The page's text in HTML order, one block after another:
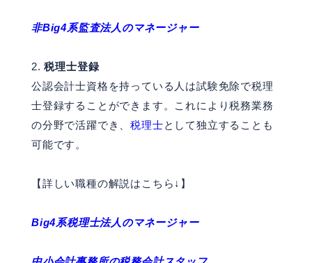
非Big4系監査法人のマネージャー
税理士登録
公認会計士資格を持っている人は試験免除で税理
士登録することができます。これにより税務業務
の分野で活躍でき、税理士として独立することも
可能です。
【詳しい職種の解説はこちら↓】
Big4系税理士法人のマネージャー